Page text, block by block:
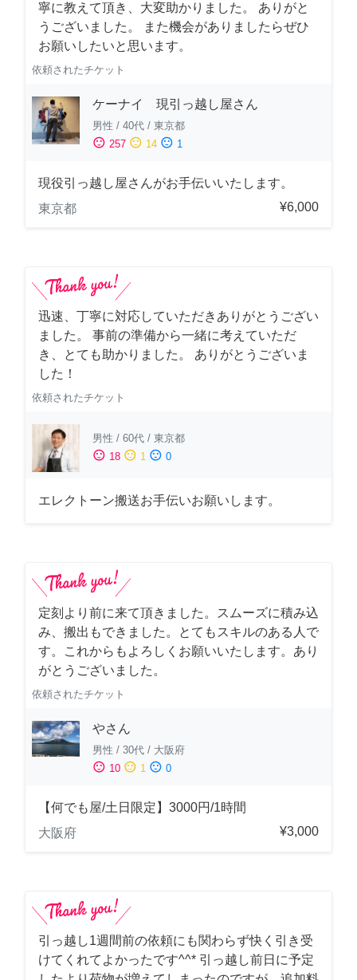
寧に教えて頂き、大変助かりました。 ありがと
うございました。 また機会がありましたらぜひ
お願いしたいと思います。
依頼されたチケット
ケーナイ 現引っ越し屋さん
男性 / 40代 / 東京都
sentiment_satisfied 257 sentiment_neutral 14 sentiment_dissatisfied 1
現役引っ越し屋さんがお手伝いいたします。
東京都
¥6,000
迅速、丁寧に対応していただきありがとうござい
ました。 事前の準備から一緒に考えていただ
き、とても助かりました。 ありがとうございま
した！
依頼されたチケット
男性 / 60代 / 東京都
sentiment_satisfied 18 sentiment_neutral 1 sentiment_dissatisfied 0
エレクトーン搬送お手伝いお願いします。
定刻より前に来て頂きました。スムーズに積み込
み、搬出もできました。とてもスキルのある人で
す。これからもよろしくお願いいたします。あり
がとうございました。
依頼されたチケット
やさん
男性 / 30代 / 大阪府
sentiment_satisfied 10 sentiment_neutral 1 sentiment_dissatisfied 0
【何でも屋/土日限定】3000円/1時間
大阪府
¥3,000
引っ越し1週間前の依頼にも関わらず快く引き受
けてくれてよかったです^^* 引っ越し前日に予定